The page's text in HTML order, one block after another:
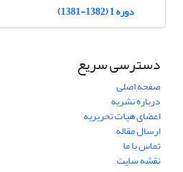
دوره 1 (1382-1381)
دسترسی سریع
صفحه اصلی
درباره نشریه
اعضای هیات تحریریه
ارسال مقاله
تماس با ما
نقشه سایت